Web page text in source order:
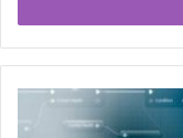
r
y